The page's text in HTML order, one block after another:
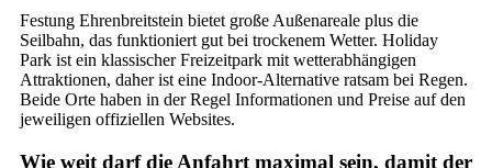
Festung Ehrenbreitstein bietet große Außenareale plus die
Seilbahn, das funktioniert gut bei trockenem Wetter. Holiday
Park ist ein klassischer Freizeitpark mit wetterabhängigen
Attraktionen, daher ist eine Indoor-Alternative ratsam bei Regen.
Beide Orte haben in der Regel Informationen und Preise auf den
jeweiligen offiziellen Websites.
Wie weit darf die Anfahrt maximal sein, damit der